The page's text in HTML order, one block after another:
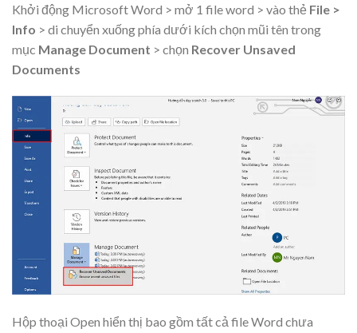
Khởi động Microsoft Word > mở 1 file word > vào thẻ File >
Info > di chuyển xuống phía dưới kích chọn mũi tên trong
mục Manage Document > chọn Recover Unsaved
Documents
Hộp thoại Open hiển thị bao gồm tất cả file Word chưa